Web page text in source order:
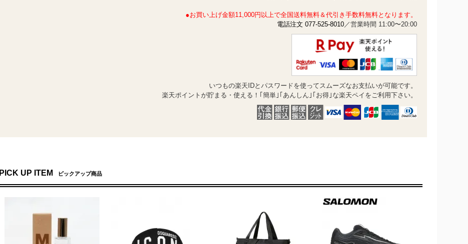
●お買い上げ金額11,000円以上で全国送料無料＆代引き手数料無料となります。
電話注文 077-525-8010 ／営業時間 11:00〜20:00
いつもの楽天IDとパスワードを使ってスムーズなお支払いが可能です。
楽天ポイントが貯まる・使える！｢簡単｣｢あんしん｣｢お得｣な楽天ペイをご利用下さい。
PICK UP ITEM ピックアップ商品